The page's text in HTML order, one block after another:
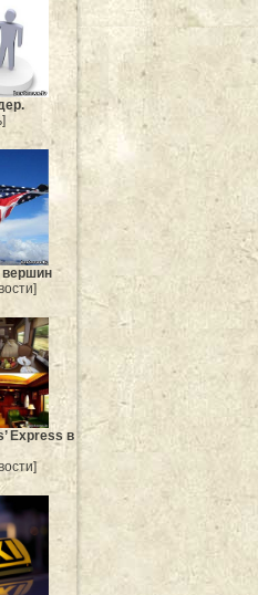
вершин
Express в